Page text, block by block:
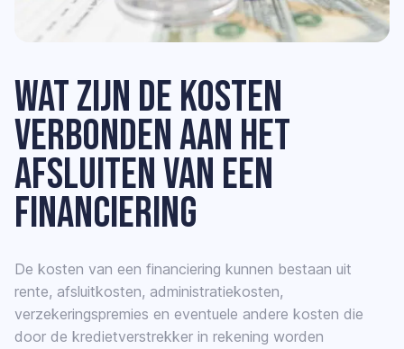
Wat zijn de kosten
verbonden aan het
afsluiten van een
financiering
De kosten van een financiering kunnen bestaan uit
rente, afsluitkosten, administratiekosten,
verzekeringspremies en eventuele andere kosten die
door de kredietverstrekker in rekening worden